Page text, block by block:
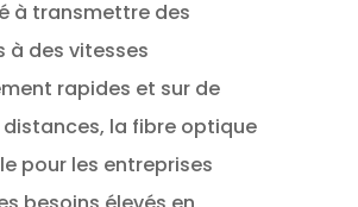
à transmettre des
à des vitesses
rapides et sur de
la fibre optique
pour les entreprises